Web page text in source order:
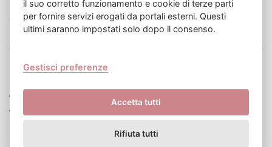
Contatti
Privacy Policy
Accessibilità
Amministrazione trasparente
Mappa del sito
il suo corretto funzionamento e cookie di terze parti
per fornire servizi erogati da portali esterni. Questi
ultimi saranno impostati solo dopo il consenso.
Gestisci preferenze
Accetta tutti
Rifiuta tutti